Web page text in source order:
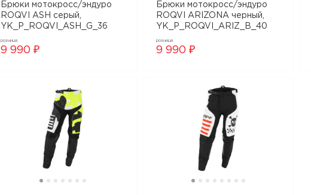
Брюки мотокросс/эндуро
ROQVI ASH серый,
YK_P_ROQVI_ASH_G_36
розница
9 990 ₽
Брюки мотокросс/эндуро
ROQVI ARIZONA черный,
YK_P_ROQVI_ARIZ_B_40
розница
9 990 ₽